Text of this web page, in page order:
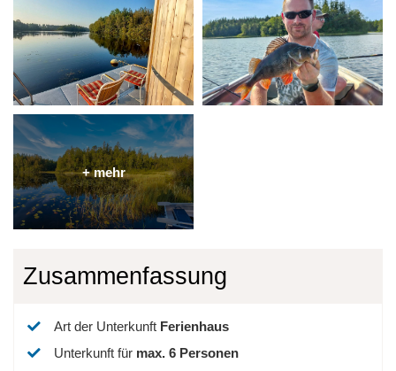
Zusammenfassung
Art der Unterkunft Ferienhaus
Unterkunft für max. 6 Personen